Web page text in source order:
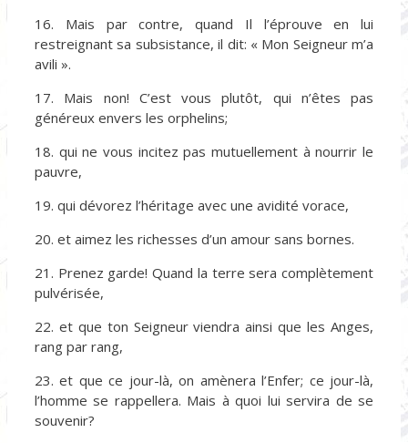
16. Mais par contre, quand Il l’éprouve en lui
restreignant sa subsistance, il dit: « Mon Seigneur m’a
avili ».
17. Mais non! C’est vous plutôt, qui n’êtes pas
généreux envers les orphelins;
18. qui ne vous incitez pas mutuellement à nourrir le
pauvre,
19. qui dévorez l’héritage avec une avidité vorace,
20. et aimez les richesses d’un amour sans bornes.
21. Prenez garde! Quand la terre sera complètement
pulvérisée,
22. et que ton Seigneur viendra ainsi que les Anges,
rang par rang,
23. et que ce jour-là, on amènera l’Enfer; ce jour-là,
l’homme se rappellera. Mais à quoi lui servira de se
souvenir?